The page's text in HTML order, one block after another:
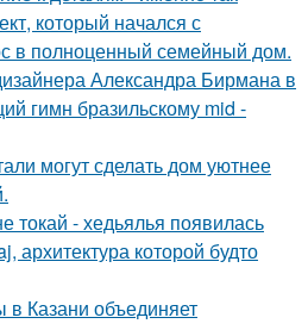
который начался с
в полноценный семейный дом.
Александра Бирмана в
гимн бразильскому mid -
могут сделать дом уютнее
токай - хедьялья появилась
архитектура которой будто
в Казани объединяет